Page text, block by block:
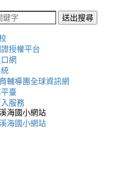
送出搜尋
授權平台
網
臺
服務
輔導團全球資訊網
海國小網站
海國小網站